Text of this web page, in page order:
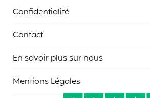
Confidentialité
Contact
En savoir plus sur nous
Mentions Légales